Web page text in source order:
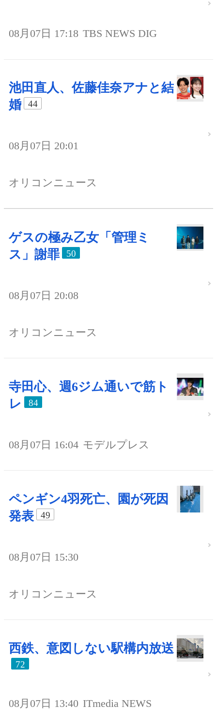
08月07日 17:18 TBS NEWS DIG
池田直人、佐藤佳奈アナと結
婚
44
08月07日 20:01
オリコンニュース
ゲスの極み乙女「管理ミ
ス」謝罪
50
08月07日 20:08
オリコンニュース
寺田心、週6ジム通いで筋ト
レ
84
08月07日 16:04 モデルプレス
ペンギン4羽死亡、園が死因
発表
49
08月07日 15:30
オリコンニュース
西鉄、意図しない駅構内放送
72
08月07日 13:40 ITmedia NEWS